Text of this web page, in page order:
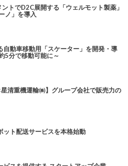
トでD2C展開する「ウェルモット製薬」
ノ」を導入
自動車移動用「スケーター」を開発・導
5分で移動可能に～
清重機運輸㈱】グループ会社で販売力の
ット配送サービスを本格始動